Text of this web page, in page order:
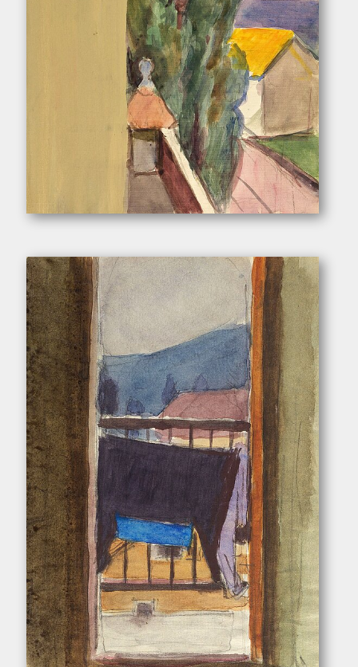
Pukall, Egon. – „Blick aus dem Atelier”